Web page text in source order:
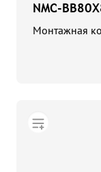
NMC-
Монтажная